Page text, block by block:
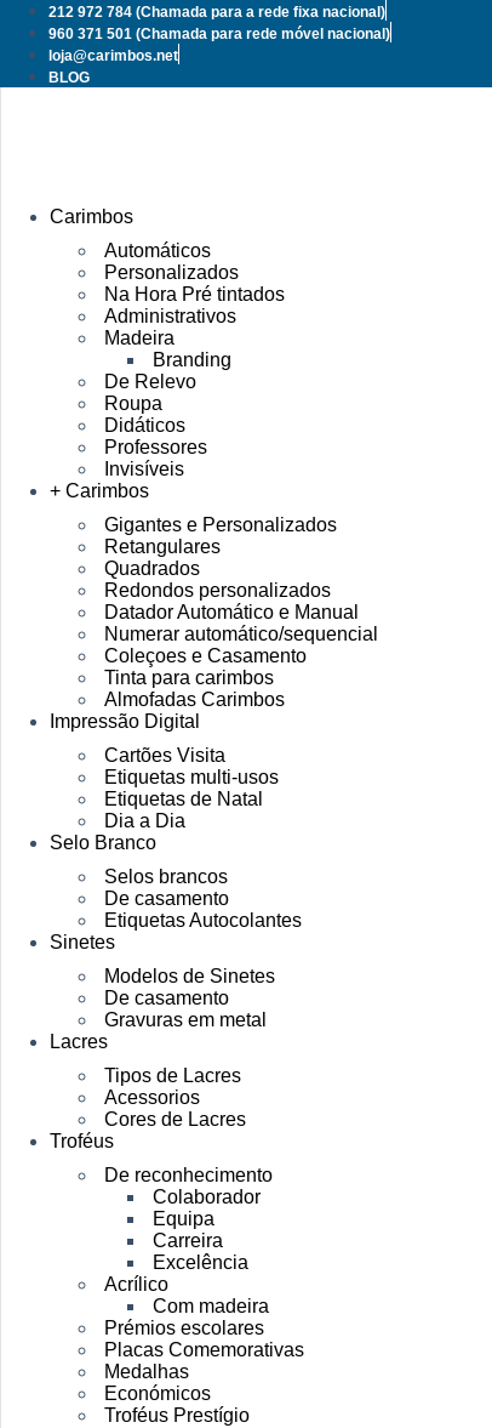
Pular
para
conteúdo
212 972 784 (Chamada para a rede fixa nacional)
960 371 501 (Chamada para rede móvel nacional)
loja@carimbos.net
BLOG
Carimbos
Automáticos
Personalizados
Na Hora Pré tintados
Administrativos
Madeira
Branding
De Relevo
Roupa
Didáticos
Professores
Invisíveis
+ Carimbos
Gigantes e Personalizados
Retangulares
Quadrados
Redondos personalizados
Datador Automático e Manual
Numerar automático/sequencial
Coleçoes e Casamento
Tinta para carimbos
Almofadas Carimbos
Impressão Digital
Cartões Visita
Etiquetas multi-usos
Etiquetas de Natal
Dia a Dia
Selo Branco
Selos brancos
De casamento
Etiquetas Autocolantes
Sinetes
Modelos de Sinetes
De casamento
Gravuras em metal
Lacres
Tipos de Lacres
Acessorios
Cores de Lacres
Troféus
De reconhecimento
Colaborador
Equipa
Carreira
Excelência
Acrílico
Com madeira
Prémios escolares
Placas Comemorativas
Medalhas
Económicos
Troféus Prestígio